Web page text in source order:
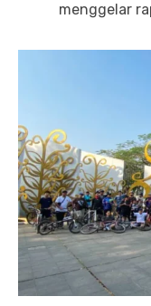
menggelar